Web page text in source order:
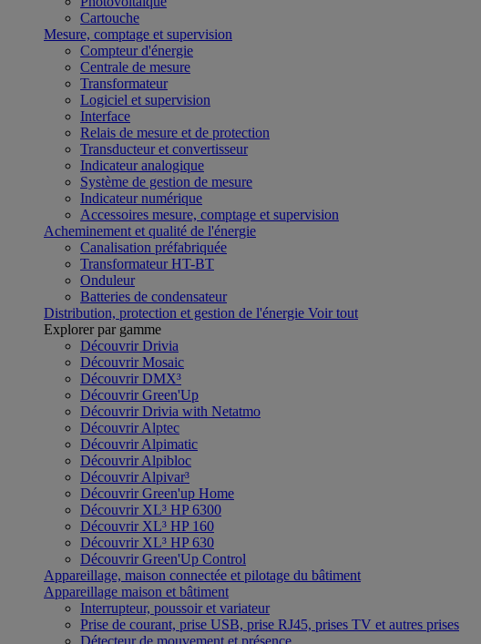
Cartouche
Mesure, comptage et supervision
Compteur d'énergie
Centrale de mesure
Transformateur
Logiciel et supervision
Interface
Relais de mesure et de protection
Transducteur et convertisseur
Indicateur analogique
Système de gestion de mesure
Indicateur numérique
Accessoires mesure, comptage et supervision
Acheminement et qualité de l'énergie
Canalisation préfabriquée
Transformateur HT-BT
Onduleur
Batteries de condensateur
Distribution, protection et gestion de l'énergie Voir tout
Explorer par gamme
Découvrir Drivia
Découvrir Mosaic
Découvrir DMX³
Découvrir Green'Up
Découvrir Drivia with Netatmo
Découvrir Alptec
Découvrir Alpimatic
Découvrir Alpibloc
Découvrir Alpivar³
Découvrir Green'up Home
Découvrir XL³ HP 6300
Découvrir XL³ HP 160
Découvrir XL³ HP 630
Découvrir Green'Up Control
Appareillage, maison connectée et pilotage du bâtiment
Appareillage maison et bâtiment
Interrupteur, poussoir et variateur
Prise de courant, prise USB, prise RJ45, prises TV et autres prises
Détecteur de mouvement et présence